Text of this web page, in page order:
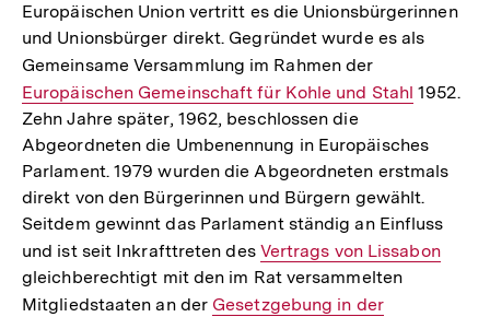
Europäischen Union vertritt es die Unionsbürgerinnen
und Unionsbürger direkt. Gegründet wurde es als
Gemeinsame Versammlung im Rahmen der
Link:
Europäischen Gemeinschaft für Kohle und Stahl 1952.
Zehn Jahre später, 1962, beschlossen die
Abgeordneten die Umbenennung in Europäisches
Parlament. 1979 wurden die Abgeordneten erstmals
direkt von den Bürgerinnen und Bürgern gewählt.
Seitdem gewinnt das Parlament ständig an Einfluss
und ist seit Inkrafttreten des Interner
Link:
Vertrags von Lissabon
gleichberechtigt mit den im Rat versammelten
Mitgliedstaaten an der Interner
Gesetzgebung in der